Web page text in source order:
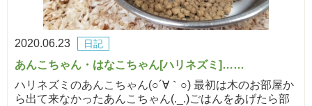
2020.06.23 日記
あんこちゃん・はなこちゃん[ハリネズミ]……
ハリネズミのあんこちゃん(○´∀｀○) 最初は木のお部屋か
ら出て来なかったあんこちゃん(._.)ごはんをあげたら部